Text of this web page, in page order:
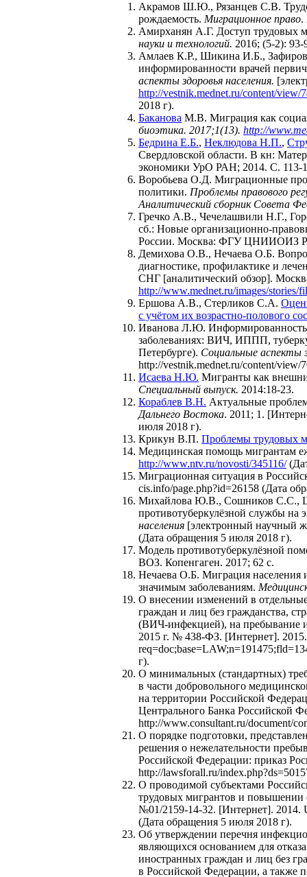
Акрамов Ш.Ю., Рязанцев С.В.
рождаемость. Миграционное право.
Амирханян А.Г. Доступ трудовых
науки и технологий. 2016; (5-2): 93-
Амлаев К.Р., Шикина И.Б.,
информированности врачей
аспекты здоровья населения.
http://vestnik.mednet.ru/content/view/
2018 г).
Баканова М.В. Миграция как
биоэтика. 2017;1(13). http://
Бедрина Е.Б., Неклюдова Н.П.,
Свердловской области. В кн:
экономики УрО РАН; 2014. С. 113-
Воробьева О.Д. Миграционные
политики. Проблемы правового
Аналитический сборник Совета
Гречко А.В., Чечелашвили Н.Г.,
сб.: Новые организационно-
России. Москва: ФГУ ЦНИИОИЗ
Демихова О.В., Нечаева О.Б.
диагностике, профилактике и
СНГ [аналитический обзор].
http://www.mednet.ru/images/stories/
Ершова А.В., Стерликов С.А.
с учётом их возрастно-полового
Иванова Л.Ю. Информированность
заболеваниях: ВИЧ, ИППП,
Петербурге). Социальные аспекты
http://vestnik.mednet.ru/content/
Исаева Н.Ю. Мигранты как
Специальный выпуск. 2014:18-23.
Кораблев В.Н. Актуальные
Дальнего Востока. 2011; 1.
июля 2018 г).
Крикун В.П. Проблемы трудовых
Медицинская помощь мигрантам
http://www.ntv.ru/novosti/345116/
Миграционная ситуация в
cis.info/page.php?id=26158 (Дата
Михайлова Ю.В., Сошников С.С.,
противотуберкулёзной службы на
населения [электронный научный
(Дата обращения 5 июля 2018 г).
Модель противотуберкулёзной
ВОЗ. Копенгаген. 2017; 62 с.
Нечаева О.Б. Миграция
значимым заболеваниям.
О внесении изменений в
граждан и лиц без гражданства,
(ВИЧ-инфекцией), на пребывание
2015 г. № 438-ФЗ. [Интернет].
г).
О минимальных (стандартных)
в части добровольного
на территории Российской
Центрального Банка Российской
http://www.consultant.ru/document/
О порядке подготовки,
решения о нежелательности
Российской Федерации: приказ
http://lawsforall.ru/
О проводимой субъектами
трудовых мигрантов и повышении
№01/2159-14-32. [Интернет]. 2014.
(Дата обращения 5 июля 2018 г).
Об утверждении перечня
являющихся основанием для
иностранных граждан и лиц без
в Российской Федерации, а также